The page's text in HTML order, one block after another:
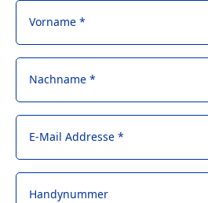
Vorname *
Nachname *
E-Mail Addresse *
Handynummer